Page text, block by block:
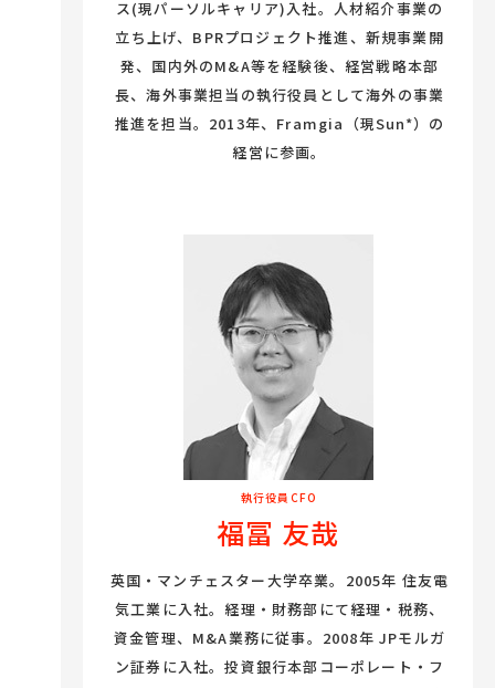
ス(現パーソルキャリア)入社。人材紹介事業の
立ち上げ、BPRプロジェクト推進、新規事業開
発、国内外のM&A等を経験後、経営戦略本部
長、海外事業担当の執行役員として海外の事業
推進を担当。2013年、Framgia（現Sun*）の
経営に参画。
執行役員CFO
福冨 友哉
英国・マンチェスター大学卒業。2005年 住友電
気⼯業に⼊社。経理・財務部にて経理・税務、
資⾦管理、M&A業務に従事。2008年 JPモルガ
ン証券に⼊社。投資銀⾏本部コーポレート・フ